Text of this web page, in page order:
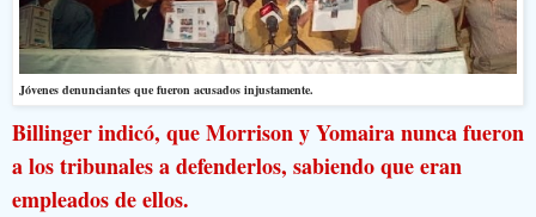
Jóvenes denunciantes que fueron acusados injustamente.
Billinger indicó, que Morrison y Yomaira nunca fueron
a los tribunales a defenderlos, sabiendo que eran
empleados de ellos.